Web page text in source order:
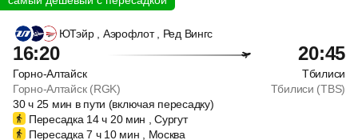
ЮТэйр , Аэрофлот , Ред Вингс
16:20 20:45
Горно-Алтайск
Тбилиси
Горно-Алтайск (RGK)
Тбилиси (TBS)
30ч25 мин в пути (включая пересадку)
Пересадка 14ч 20 мин , Сургут
Пересадка 7 ч10 мин , Москва